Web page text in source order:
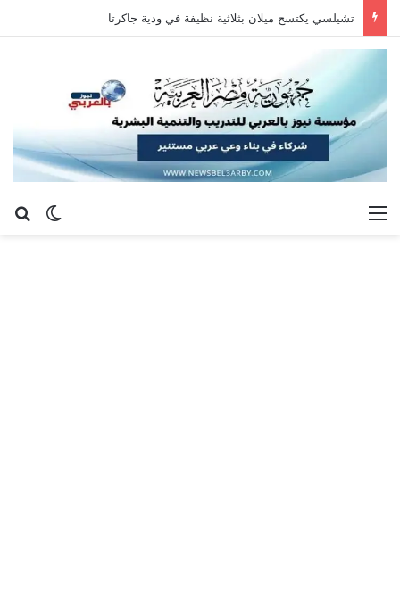
تشيلسي يكتسح ميلان بثلاثية نظيفة في ودية جاكرتا
الوضع القائمة